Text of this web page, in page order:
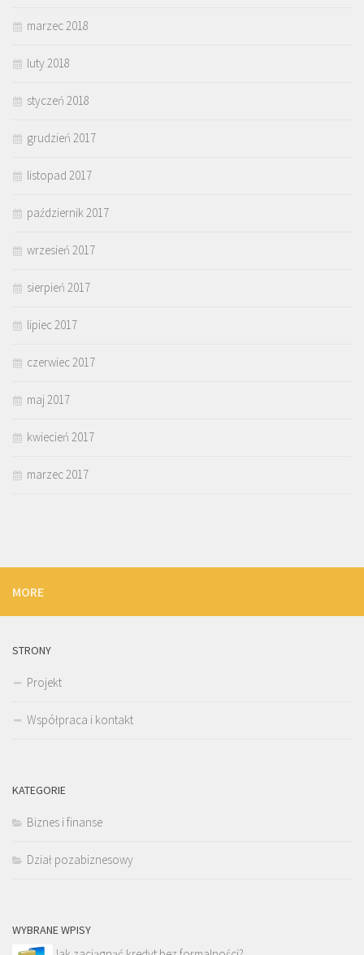
marzec 2018
luty 2018
styczeń 2018
grudzień 2017
listopad 2017
październik 2017
wrzesień 2017
sierpień 2017
lipiec 2017
czerwiec 2017
maj 2017
kwiecień 2017
marzec 2017
MORE
STRONY
Projekt
Współpraca i kontakt
KATEGORIE
Biznes i finanse
Dział pozabiznesowy
WYBRANE WPISY